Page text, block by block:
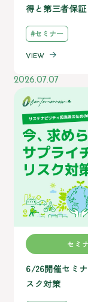
得と第三者保
#セミナー
VIEW
2026.07.07
セミ
6/26開催セミ
スク対策